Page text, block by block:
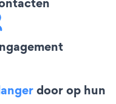
door op hun